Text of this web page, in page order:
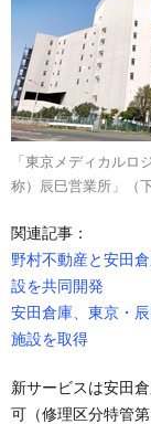
「東京メディカルロ
称）辰巳営業所」（下
関連記事：
野村不動産と安田
設を共同開発
安田倉庫、東京・
施設を取得
新サービスは安田
可（修理区分特管